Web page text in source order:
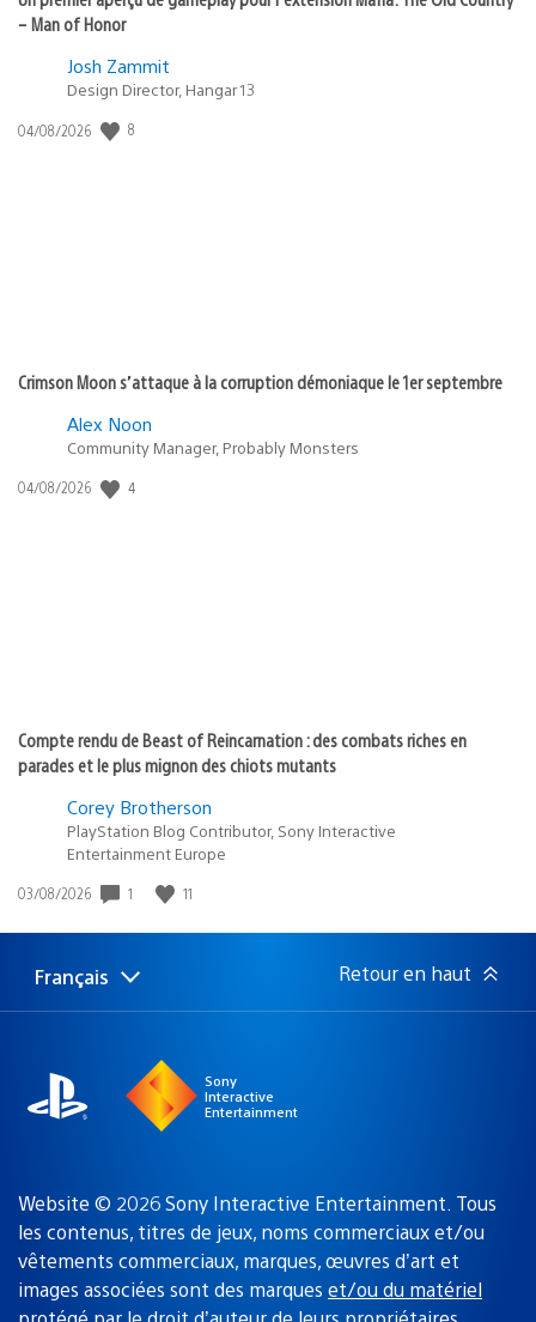
– Man of Honor
Josh Zammit
Design Director, Hangar 13
Date
04/08/2026 8
Crimson Moon s’attaque à la corruption démoniaque le 1er septembre
Alex Noon
Community Manager, Probably Monsters
Date
04/08/2026 4
Compte rendu de Beast of Reincarnation : des combats riches en
parades et le plus mignon des chiots mutants
Corey Brotherson
PlayStation Blog Contributor, Sony Interactive
Entertainment Europe
Date
publication
03/08/2026 1 11
Choisir
une
Région
actuelle
Français Retour en haut
Sony
Interactive
Entertainment
Website © 2026 Sony Interactive Entertainment. Tous
les contenus, titres de jeux, noms commerciaux et/ou
vêtements commerciaux, marques, œuvres d’art et
images associées sont des marques et/ou du matériel